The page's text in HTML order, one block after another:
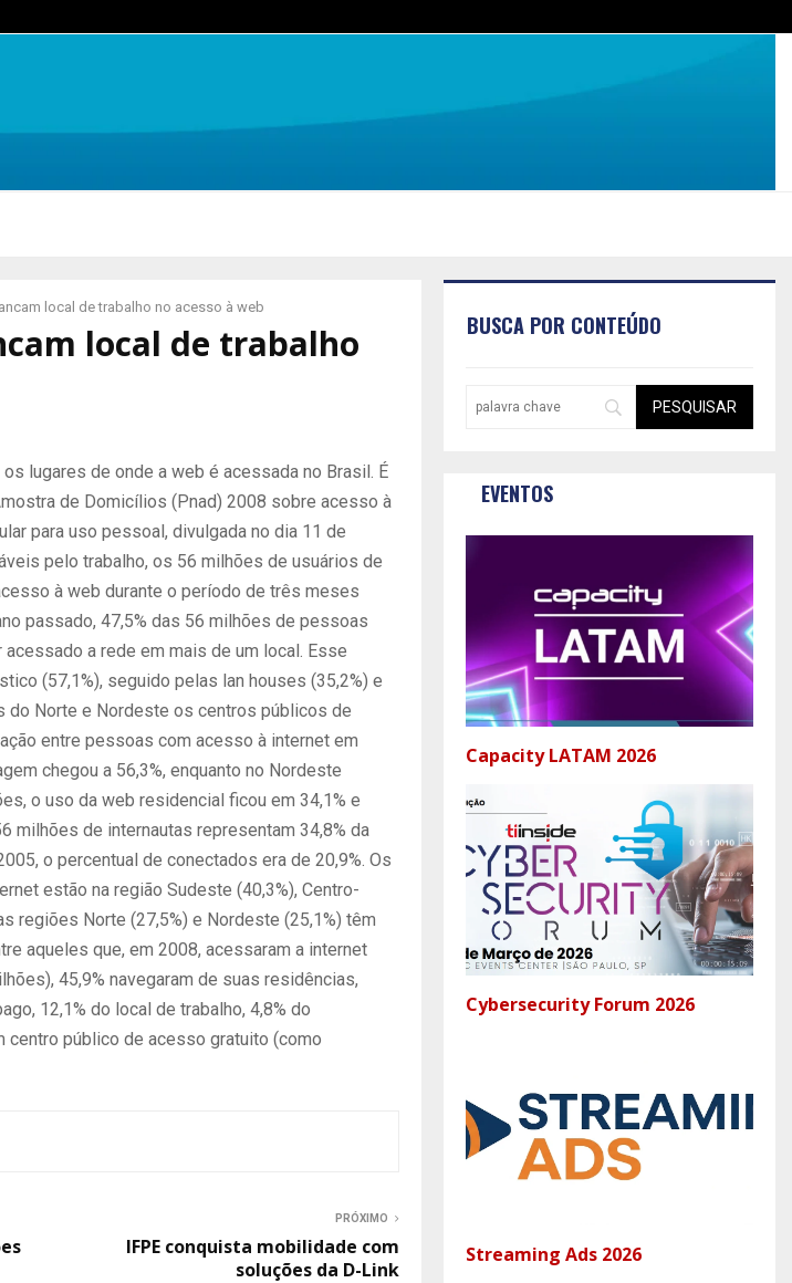
local de trabalho no acesso à web
local de trabalho
lugares de onde a web é acessada no Brasil. É
de Domicílios (Pnad) 2008 sobre acesso à
para uso pessoal, divulgada no dia 11 de
pelo trabalho, os 56 milhões de usuários de
à web durante o período de três meses
passado, 47,5% das 56 milhões de pessoas
a rede em mais de um local. Esse
(57,1%), seguido pelas lan houses (35,2%) e
do Norte e Nordeste os centros públicos de
entre pessoas com acesso à internet em
chegou a 56,3%, enquanto no Nordeste
o uso da web residencial ficou em 34,1% e
milhões de internautas representam 34,8% da
o percentual de conectados era de 20,9%. Os
estão na região Sudeste (40,3%), Centro-
regiões Norte (27,5%) e Nordeste (25,1%) têm
aqueles que, em 2008, acessaram a internet
45,9% navegaram de suas residências,
12,1% do local de trabalho, 4,8% do
centro público de acesso gratuito (como
PRÓXIMO
IFPE conquista mobilidade com
soluções da D-Link
BUSCA POR CONTEÚDO
EVENTOS
Capacity LATAM 2026
Cybersecurity Forum 2026
Streaming Ads 2026